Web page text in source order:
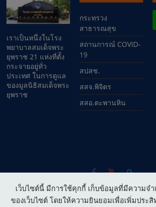
เว็บไซต์นี้ มีการใช้คุกกี้ เก็บข้อมูลที่มีความจำ
ของเว็บไซต์ โดยให้ความยินยอมเพื่อเพิ่มประ
เราเป็นหนึ่งในโรง
พยาบาลสมเด็จพระ
ยุพราช 21 แห่งที่ตั้ง
กระจายอยู่ทั่ว
ประเทศ ในการดูแล
ของมูลนิธิสมเด็จพระ
ยุพราช
กระทรวง
สาธารณสุข
สถานการณ์ COVID-
19
สปสช.
สสจ.พิจิตร
สสอ.ตะพานหิน
Copyright © 2026โรงพยาบาลสมเด็จพระยุ
rights reserved.
เงื่อนไขการให้บริการเว็บไซต์ :Website